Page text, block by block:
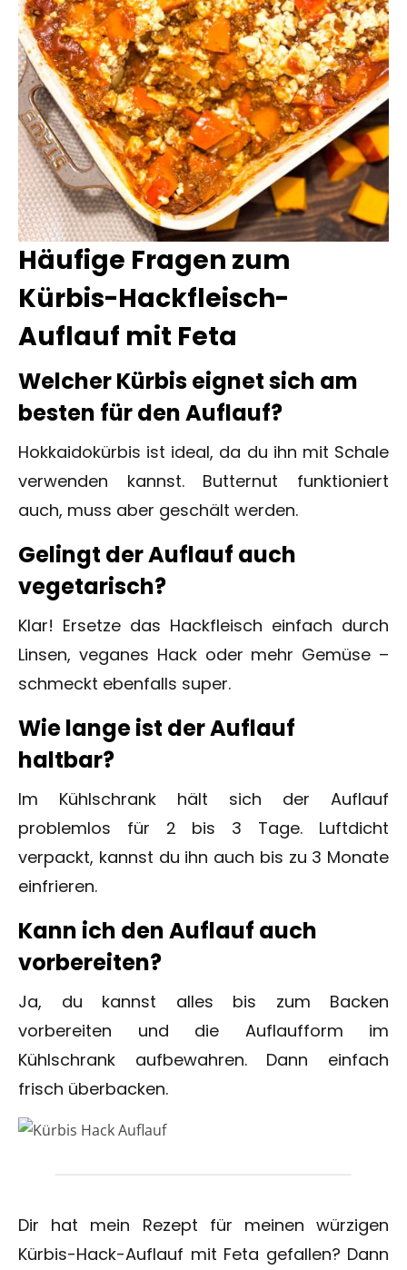
Häufige Fragen zum
Kürbis-Hackfleisch-
Auflauf mit Feta
Welcher Kürbis eignet sich am
besten für den Auflauf?
Hokkaidokürbis ist ideal, da du ihn mit Schale
verwenden kannst. Butternut funktioniert
auch, muss aber geschält werden.
Gelingt der Auflauf auch
vegetarisch?
Klar! Ersetze das Hackfleisch einfach durch
Linsen, veganes Hack oder mehr Gemüse –
schmeckt ebenfalls super.
Wie lange ist der Auflauf
haltbar?
Im Kühlschrank hält sich der Auflauf
problemlos für 2 bis 3 Tage. Luftdicht
verpackt, kannst du ihn auch bis zu 3 Monate
einfrieren.
Kann ich den Auflauf auch
vorbereiten?
Ja, du kannst alles bis zum Backen
vorbereiten und die Auflaufform im
Kühlschrank aufbewahren. Dann einfach
frisch überbacken.
Dir hat mein Rezept für meinen würzigen
Kürbis-Hack-Auflauf mit Feta gefallen? Dann